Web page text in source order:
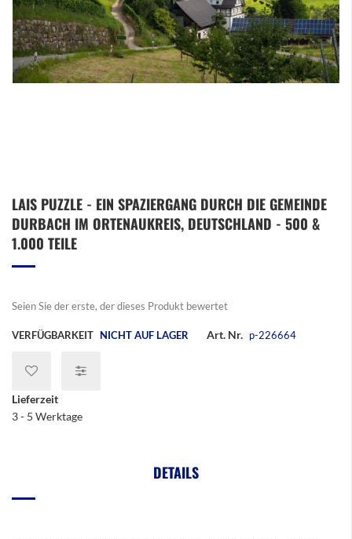
Anfang
der
Bildergalerie
LAIS PUZZLE - EIN SPAZIERGANG DURCH DIE GEMEINDE
DURBACH IM ORTENAUKREIS, DEUTSCHLAND - 500 &
1.000 TEILE
Seien Sie der erste, der dieses Produkt bewertet
VERFÜGBARKEIT NICHT AUF LAGER Art. Nr. p-226664
Lieferzeit
3 - 5 Werktage
DETAILS